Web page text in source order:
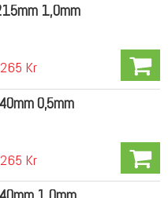
1,0mm
265 Kr
0,5mm
265 Kr